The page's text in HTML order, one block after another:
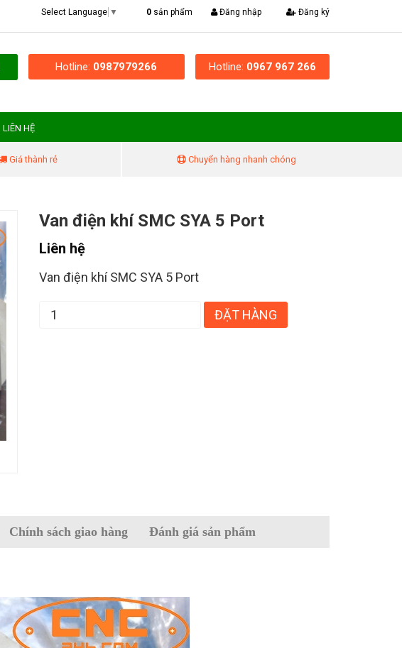
Select Language ▼ 0 sản phẩm Đăng nhập Đăng ký
Hotline: 0987979266 Hotline: 0967 967 266
LIÊN HỆ
Giá thành rẻ Chuyển hàng nhanh chóng
Van điện khí SMC SYA 5 Port
Liên hệ
Van điện khí SMC SYA 5 Port
ĐẶT HÀNG
Chính sách giao hàng Đánh giá sản phẩm